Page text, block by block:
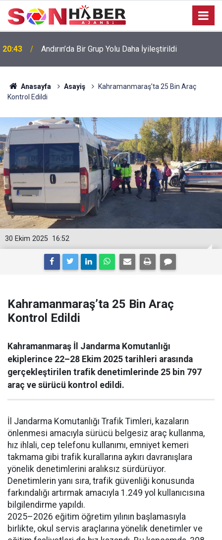
20:43 Andırın’da Bir Grup Yolu Daha İyileştirildi
Anasayfa Asayiş
Kahramanmaraş’ta 25 Bin Araç
Kontrol Edildi
16:52
30 Ekim 2025
Kahramanmaraş’ta 25 Bin Araç
Kontrol Edildi
Kahramanmaraş İl Jandarma Komutanlığı
ekiplerince 22–28 Ekim 2025 tarihleri arasında
gerçekleştirilen trafik denetimlerinde 25 bin 797
araç ve sürücü kontrol edildi.
İl Jandarma Komutanlığı Trafik Timleri, kazaların
önlenmesi amacıyla sürücü belgesiz araç kullanma,
hız ihlali, cep telefonu kullanımı, emniyet kemeri
takmama gibi trafik kurallarına aykırı davranışlara
yönelik denetimlerini aralıksız sürdürüyor.
Denetimlerin yanı sıra, trafik güvenliği konusunda
farkındalığı artırmak amacıyla 1.249 yol kullanıcısına
bilgilendirme yapıldı.
2025–2026 eğitim öğretim yılının başlamasıyla
birlikte, okul servis araçlarına yönelik denetimler ve